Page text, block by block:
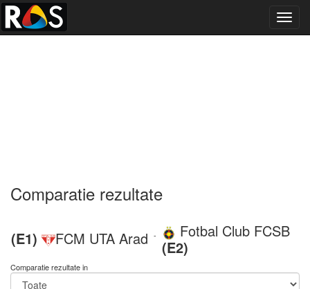
Comparatie rezultate
(E1) FCM UTA Arad -
Fotbal Club FCSB
(E2)
Comparatie rezultate in